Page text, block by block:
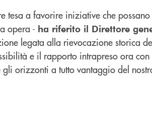
tesa a favorire iniziative che
opera - ha riferito il Direttore
legata alla rievocazione storica
e il rapporto intrapreso ora
orizzonti a tutto vantaggio del